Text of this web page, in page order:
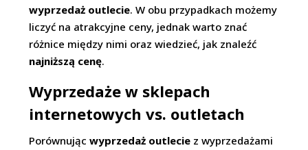
wyprzedaż outlecie. W obu przypadkach możemy
liczyć na atrakcyjne ceny, jednak warto znać
różnice między nimi oraz wiedzieć, jak znaleźć
najniższą cenę.
Wyprzedaże w sklepach
internetowych vs. outletach
Porównującwyprzedaż outlecie z wyprzedażami